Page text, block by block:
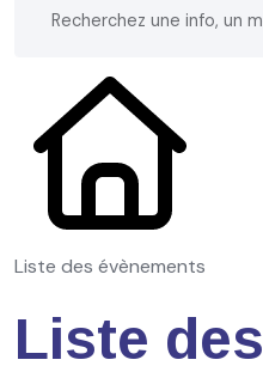
Liste des évènements
Liste des